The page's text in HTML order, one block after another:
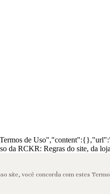
de
da RCKR: Regras do site, da
site, você concorda com estes